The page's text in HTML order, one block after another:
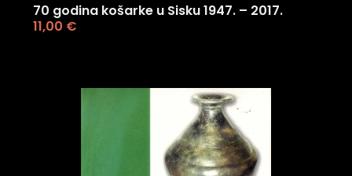
70 godina košarke u Sisku 1947. – 2017.
11,00 €